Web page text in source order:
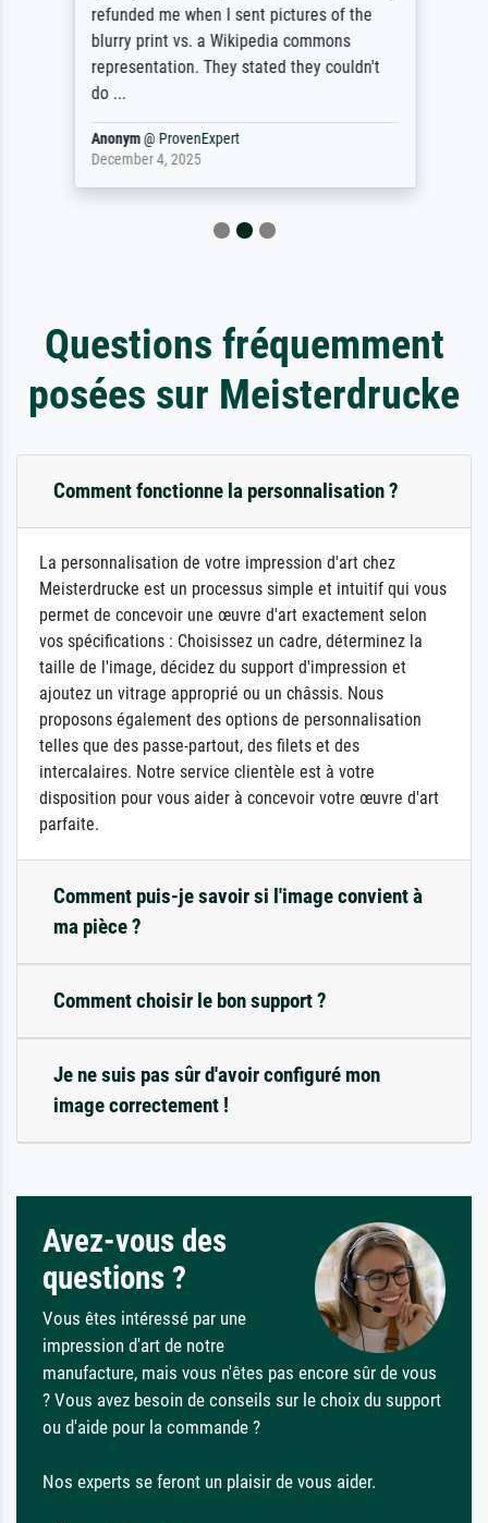
refunded me when I sent pictures of the
blurry print vs. a Wikipedia commons
representation. They stated they couldn't
do ...
Anonym@ ProvenExpert
December 4, 2025
Questions fréquemment
posées sur Meisterdrucke
Comment fonctionne la personnalisation ?
La personnalisation de votre impression d'art chez
Meisterdrucke est un processus simple et intuitif qui vous
permet de concevoir une œuvre d'art exactement selon
vos spécifications : Choisissez un cadre, déterminez la
taille de l'image, décidez du support d'impression et
ajoutez un vitrage approprié ou un châssis. Nous
proposons également des options de personnalisation
telles que des passe-partout, des filets et des
intercalaires. Notre service clientèle est à votre
disposition pour vous aider à concevoir votre œuvre d'art
parfaite.
Comment puis-je savoir si l'image convient à
ma pièce ?
Comment choisir le bon support ?
Je ne suis pas sûr d'avoir configuré mon
image correctement !
Avez-vous des
questions ?
Vous êtes intéressé par une
impression d'art de notre
manufacture, mais vous n'êtes pas encore sûr de vous
? Vous avez besoin de conseils sur le choix du support
ou d'aide pour la commande ?
Nos experts se feront un plaisir de vous aider.